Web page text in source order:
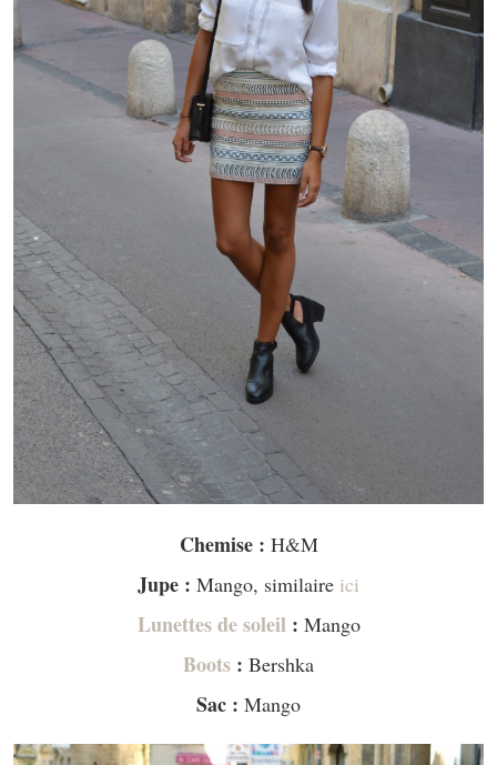
Chemise : H&M
Jupe : Mango, similaire ici
Lunettes de soleil: Mango
Boots : Bershka
Sac : Mango